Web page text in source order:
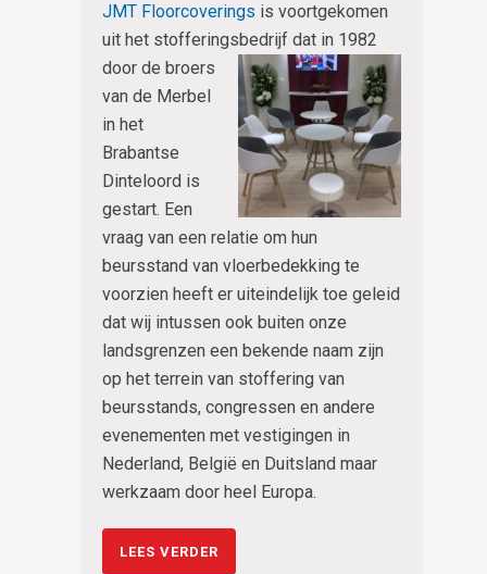
JMT Floorcoverings is voortgekomen
uit het stofferingsbedrijf dat in 1982
door de broers
van de Merbel
in het
Brabantse
Dinteloord is
gestart. Een
vraag van een relatie om hun
beursstand van vloerbedekking te
voorzien heeft er uiteindelijk toe geleid
dat wij intussen ook buiten onze
landsgrenzen een bekende naam zijn
op het terrein van stoffering van
beursstands, congressen en andere
evenementen met vestigingen in
Nederland, België en Duitsland maar
werkzaam door heel Europa.
LEES VERDER